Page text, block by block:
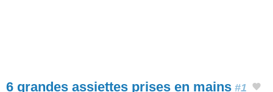
6 grandes assiettes prises en mains #1